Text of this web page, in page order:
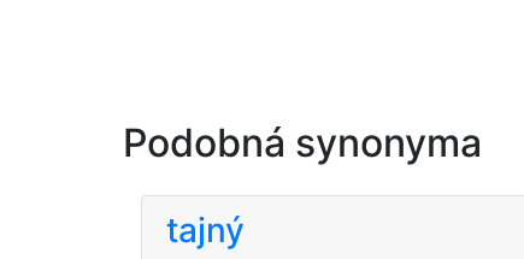
Podobná synonyma
tajný